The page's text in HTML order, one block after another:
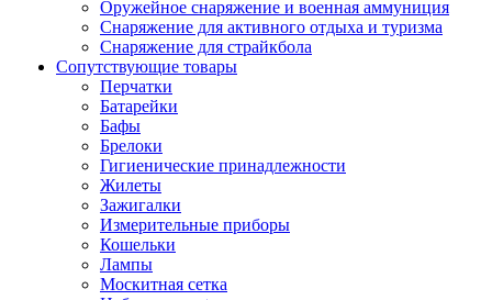
Оружейное снаряжение и военная аммуниция
Снаряжение для активного отдыха и туризма
Снаряжение для страйкбола
Сопутствующие товары
Перчатки
Батарейки
Бафы
Брелоки
Гигиенические принадлежности
Жилеты
Зажигалки
Измерительные приборы
Кошельки
Лампы
Москитная сетка